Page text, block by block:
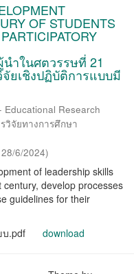
OF STUDENTS
ำในศตวรรษที่ 21
ยเชิงปฏิบัติการแบบมี
Research
วิจัยทางการศึกษา
28/6/2024)
of leadership skills
develop processes
guidelines for their
บ.pdf download